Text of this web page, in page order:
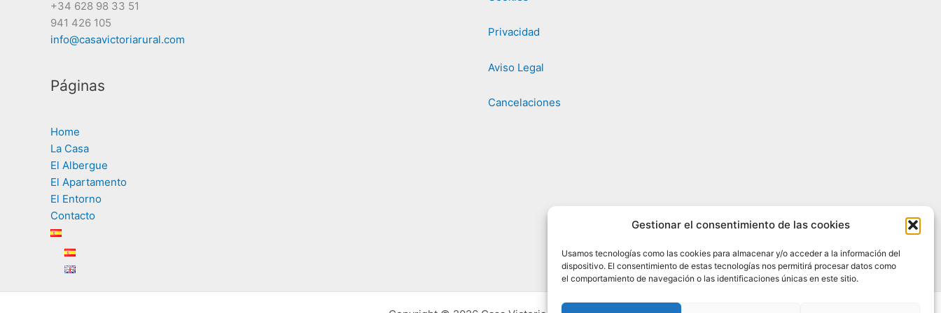
Gestionar el consentimiento de las cookies
Usamos tecnologías como las cookies para almacenar y/o acceder a la información del
dispositivo. El consentimiento de estas tecnologías nos permitirá procesar datos como
el comportamiento de navegación o las identificaciones únicas en este sitio.
+34 628 98 33 51
941 426 105
info@casavictoriarural.com
Páginas
Home
La Casa
El Albergue
El Apartamento
El Entorno
Contacto
Privacidad
Aviso Legal
Cancelaciones